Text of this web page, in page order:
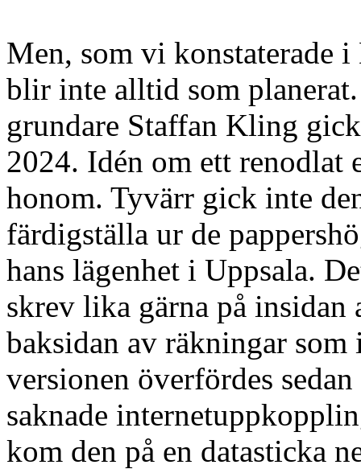
Men, som vi konstaterade
blir inte alltid som
grundare Staffan Kling
2024. Idén om ett renodlat
honom. Tyvärr gick inte
färdigställa ur de
hans lägenhet i Uppsala.
skrev lika gärna på insidan
baksidan av räkningar
versionen överfördes
saknade
kom den på en datasticka